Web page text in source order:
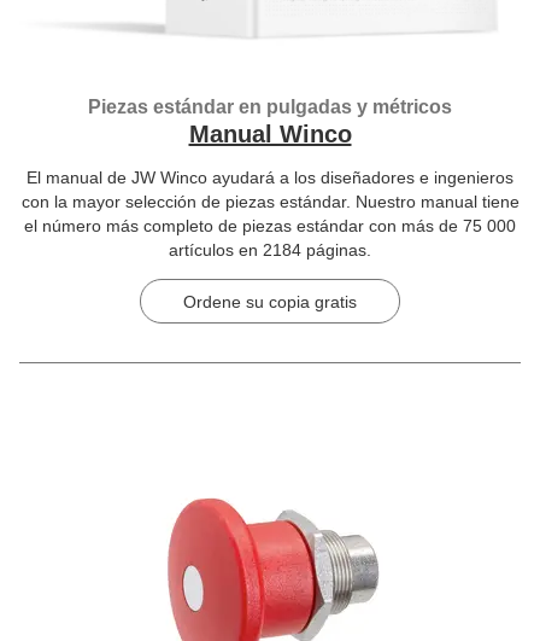
Piezas estándar en pulgadas y métricos
Manual Winco
El manual de JW Winco ayudará a los diseñadores e ingenieros
con la mayor selección de piezas estándar. Nuestro manual tiene
el número más completo de piezas estándar con más de 75 000
artículos en 2184 páginas.
Ordene su copia gratis